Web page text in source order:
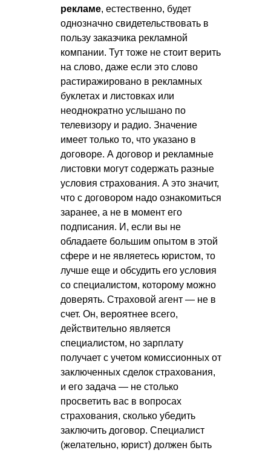
рекламе, естественно, будет
однозначно свидетельствовать в
пользу заказчика рекламной
компании. Тут тоже не стоит верить
на слово, даже если это слово
растиражировано в рекламных
буклетах и листовках или
неоднократно услышано по
телевизору и радио. Значение
имеет только то, что указано в
договоре. А договор и рекламные
листовки могут содержать разные
условия страхования. А это значит,
что с договором надо ознакомиться
заранее, а не в момент его
подписания. И, если вы не
обладаете большим опытом в этой
сфере и не являетесь юристом, то
лучше еще и обсудить его условия
со специалистом, которому можно
доверять. Страховой агент — не в
счет. Он, вероятнее всего,
действительно является
специалистом, но зарплату
получает с учетом комиссионных от
заключенных сделок страхования,
и его задача — не столько
просветить вас в вопросах
страхования, сколько убедить
заключить договор. Специалист
(желательно, юрист) должен быть